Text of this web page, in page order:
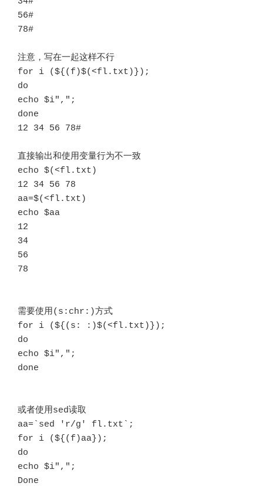
56#
78#
注意，写在一起这样不行
for i (${(f)$(<fl.txt)});
do
echo $i",";
done
12 34 56 78#
直接输出和使用变量行为不一致
echo $(<fl.txt)
12 34 56 78
aa=$(<fl.txt)
echo $aa
12
34
56
78
需要使用(s:chr:)方式
for i (${(s: :)$(<fl.txt)});
do
echo $i",";
done
或者使用sed读取
aa=`sed 'r/g' fl.txt`;
for i (${(f)aa});
do
echo $i",";
Done